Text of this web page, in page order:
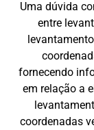
Uma dúvida
entre
fornecendo
em relação a
coordenadas